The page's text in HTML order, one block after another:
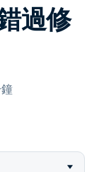
過修